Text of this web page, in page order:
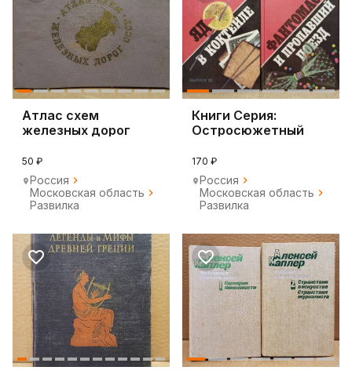
Атлас схем
железных дорог
50 ₽
Россия
Московская область
Развилка
Книги Серия:
Остросюжетный
всё
170 ₽
Россия
Московская область
Развилка